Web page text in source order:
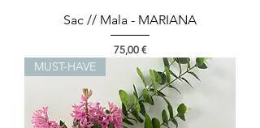
Sac // Mala - MARIANA
Preço
75,00 €
MUST-HAVE